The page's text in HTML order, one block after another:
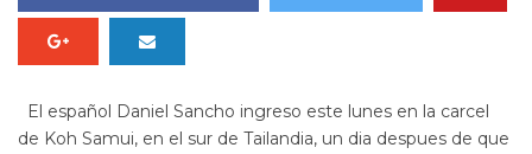
El español Daniel Sancho ingreso este lunes en la carcel
de Koh Samui, en el sur de Tailandia, un dia despues de que